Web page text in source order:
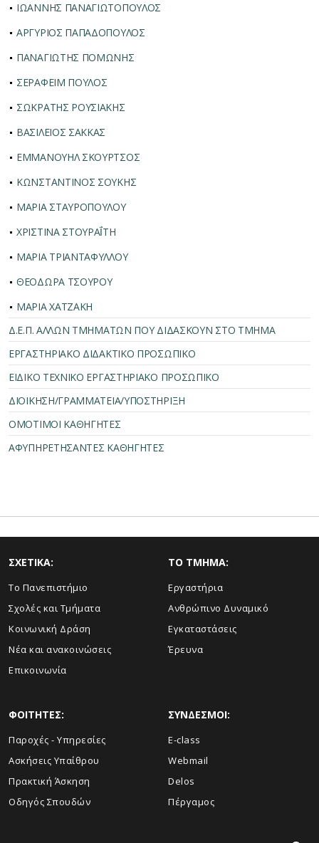
ΙΩΑΝΝΗΣ ΠΑΝΑΓΙΩΤΟΠΟΥΛΟΣ
ΑΡΓΥΡΙΟΣ ΠΑΠΑΔΟΠΟΥΛΟΣ
ΠΑΝΑΓΙΩΤΗΣ ΠΟΜΩΝΗΣ
ΣΕΡΑΦΕΙΜ ΠΟΥΛΟΣ
ΣΩΚΡΑΤΗΣ ΡΟΥΣΙΑΚΗΣ
ΒΑΣΙΛΕΙΟΣ ΣΑΚΚΑΣ
ΕΜΜΑΝΟΥΗΛ ΣΚΟΥΡΤΣΟΣ
ΚΩΝΣΤΑΝΤΙΝΟΣ ΣΟΥΚΗΣ
ΜΑΡΙΑ ΣΤΑΥΡΟΠΟΥΛΟΥ
ΧΡΙΣΤΙΝΑ ΣΤΟΥΡΑΪ́ΤΗ
ΜΑΡΙΑ ΤΡΙΑΝΤΑΦΥΛΛΟΥ
ΘΕΟΔΩΡΑ ΤΣΟΥΡΟΥ
ΜΑΡΙΑ ΧΑΤΖΑΚΗ
Δ.Ε.Π. ΑΛΛΩΝ ΤΜΗΜΑΤΩΝ ΠΟΥ ΔΙΔΑΣΚΟΥΝ ΣΤΟ ΤΜΗΜΑ
ΕΡΓΑΣΤΗΡΙΑΚΟ ΔΙΔΑΚΤΙΚΟ ΠΡΟΣΩΠΙΚΟ
ΕΙΔΙΚΟ ΤΕΧΝΙΚΟ ΕΡΓΑΣΤΗΡΙΑΚΟ ΠΡΟΣΩΠΙΚΟ
ΔΙΟΙΚΗΣΗ/ΓΡΑΜΜΑΤΕΙΑ/ΥΠΟΣΤΗΡΙΞΗ
ΟΜΟΤΙΜΟΙ ΚΑΘΗΓΗΤΕΣ
ΑΦΥΠΗΡΕΤΗΣΑΝΤΕΣ ΚΑΘΗΓΗΤΕΣ
ΣΧΕΤΙΚΑ:
Το Πανεπιστήμιο
Σχολές και Τμήματα
Κοινωνική Δράση
Νέα και ανακοινώσεις
Επικοινωνία
TO TMHMA:
Εργαστήρια
Ανθρώπινο Δυναμικό
Εγκαταστάσεις
Έρευνα
ΦΟΙΤΗΤΕΣ:
Παροχές - Υπηρεσίες
Ασκήσεις Υπαίθρου
Πρακτική Άσκηση
Οδηγός Σπουδών
ΣΥΝΔΕΣΜΟΙ:
E-class
Webmail
Delos
Πέργαμος